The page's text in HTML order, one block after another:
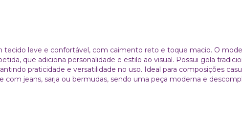
tecido leve e confortável, com caimento reto e toque macio. O
que adiciona personalidade e estilo ao visual. Possui gola
praticidade e versatilidade no uso. Ideal para composições
jeans, sarja ou bermudas, sendo uma peça moderna e